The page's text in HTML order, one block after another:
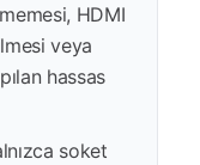
HDMI
veya
hassas
soket